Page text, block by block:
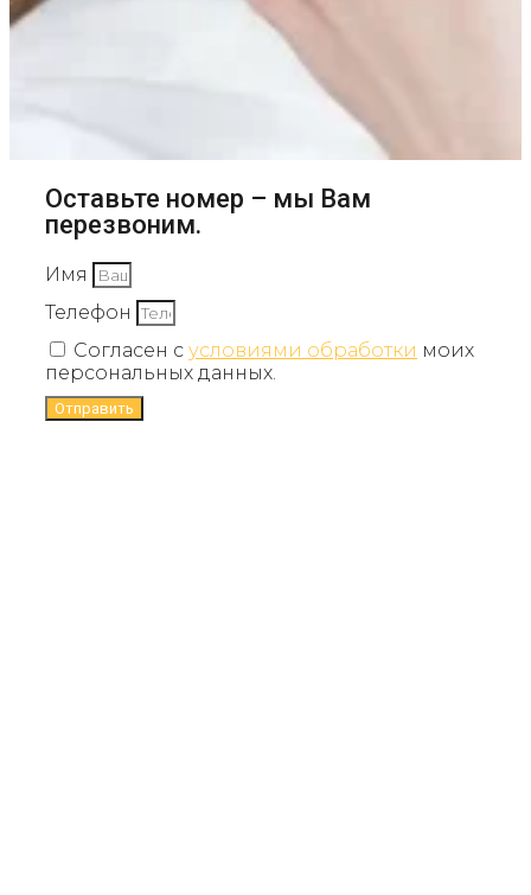
Оставьте номер – мы Вам
перезвоним.
Имя
Телефон
Согласен с условиями обработки моих
персональных данных.
Отправить